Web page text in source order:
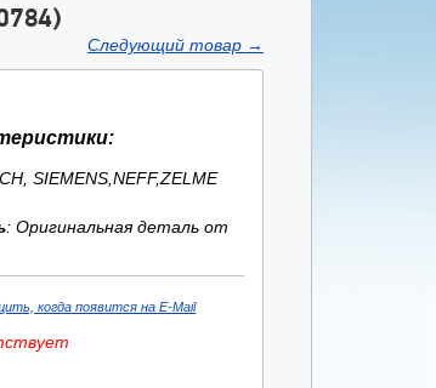
Следующий товар →
SIEMENS,NEFF,ZELME
: Оригинальная деталь от
когда появится на E-Mail